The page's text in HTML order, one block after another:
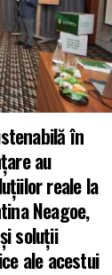
în
au
reale la
Neagoe,
soluții
ale acestui